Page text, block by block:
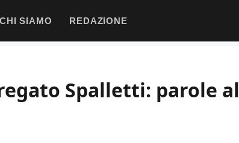
CHI SIAMO REDAZIONE
Spalletti: parole al